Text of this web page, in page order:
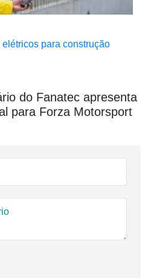
elétricos para construção
do Fanatec apresenta
para Forza Motorsport